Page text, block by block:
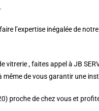
l’expertise inégalée de
, faites appel à JB
de vous garantir une
proche de chez vous et